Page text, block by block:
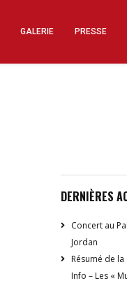
GALERIE PRESSE
DERNIÈRES
Concert au
Jordan
Résumé de
Info – Les «